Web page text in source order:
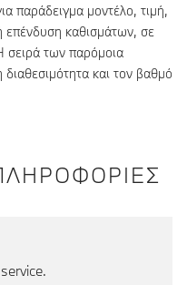
παράδειγμα μοντέλο, τιμή,
επένδυση καθισμάτων, σε
σειρά των παρόμοια
και τον βαθμό